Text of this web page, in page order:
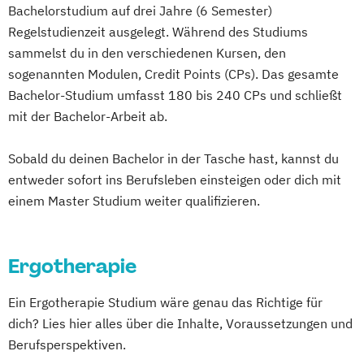
Management
Computer Science (EN)
Consumer Research & Data Driven
Controlling & Business Intelligence
Diagnostischer Ultraschall – Sonographie
Entrepreneurship & Applied Management
Ergotherapie
Gesundheits- und Krankenpflege
Health Care Informatics
Journalismus &
Unternehmenskommunikation
Bachelorstudium auf drei Jahre (6 Semester)
Regelstudienzeit ausgelegt. Während des Studiums
sammelst du in den verschiedenen Kursen, den
sogenannten Modulen, Credit Points (CPs). Das gesamte
Bachelor-Studium umfasst 180 bis 240 CPs und schließt
mit der Bachelor-Arbeit ab.
Sobald du deinen Bachelor in der Tasche hast, kannst du
entweder sofort ins Berufsleben einsteigen oder dich mit
einem Master Studium weiter qualifizieren.
Ergotherapie
Ein Ergotherapie Studium wäre genau das Richtige für
dich? Lies hier alles über die Inhalte, Voraussetzungen und
Berufsperspektiven.